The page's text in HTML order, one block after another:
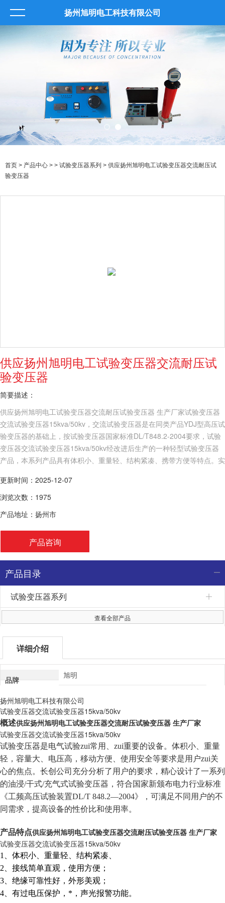
扬州旭明电工科技有限公司
首页 > 产品中心 > > 试验变压器系列 > 供应扬州旭明电工试验变压器交流耐压试
验变压器
供应扬州旭明电工试验变压器交流耐压试
验变压器
简要描述：
供应扬州旭明电工试验变压器交流耐压试验变压器 生产厂家试验变压器
交流试验变压器15kva/50kv，交流试验变压器是在同类产品YDJ型高压试
验变压器的基础上，按试验变压器国家标准DL/T848.2-2004要求，试验
变压器交流试验变压器15kva/50kv经改进后生产的一种轻型试验变压器
产品，本系列产品具有体积小、重量轻、结构紧凑、携带方便等特点。实
更新时间：2025-12-07
浏览次数：1975
产品地址：扬州市
产品咨询
产品目录
试验变压器系列
查看全部产品
详细介绍
品牌 旭明
扬州旭明电工科技有限公司
试验变压器交流试验变压器15kva/50kv
概述供应扬州旭明电工试验变压器交流耐压试验变压器 生产厂家
试验变压器交流试验变压器15kva/50kv
试验变压器是电气试验zui常用、zui重要的设备。体积小、重量
轻，容量大、电压高，移动方便、使用安全等要求是用户zui关
心的焦点。长创公司充分分析了用户的要求，精心设计了一系列
的油浸/干式/充气式试验变压器，符合国家新颁布电力行业标准
《工频高压试验装置DL/T 848.2—2004》，可满足不同用户的不
同需求，提高设备的性价比和使用率。
产品特点供应扬州旭明电工试验变压器交流耐压试验变压器 生产厂家
试验变压器交流试验变压器15kva/50kv
1
、体积小、重量轻、结构紧凑、
2、接线简单直观，使用方便；
3、绝缘可靠性好，外形美观；
4、有过电压保护，*，声光报警功能。